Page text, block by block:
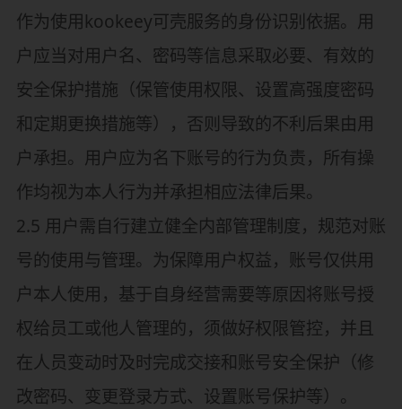
作为使用kookeey可壳服务的身份识别依据。用
户应当对用户名、密码等信息采取必要、有效的
安全保护措施（保管使用权限、设置高强度密码
和定期更换措施等），否则导致的不利后果由用
户承担。用户应为名下账号的行为负责，所有操
作均视为本人行为并承担相应法律后果。
2.5 用户需自行建立健全内部管理制度，规范对账
号的使用与管理。为保障用户权益，账号仅供用
户本人使用，基于自身经营需要等原因将账号授
权给员工或他人管理的，须做好权限管控，并且
在人员变动时及时完成交接和账号安全保护（修
改密码、变更登录方式、设置账号保护等）。